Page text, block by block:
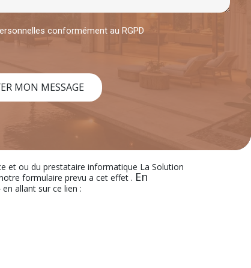
conformément au RGPD
MON MESSAGE
et ou du prestataire informatique La Solution
formulaire prevu a cet effet . En
allant sur ce lien :